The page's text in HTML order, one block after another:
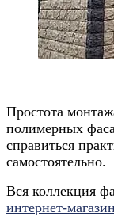
Простота
полимерных
справиться
самостоятельно.
Вся коллекция
интернет-